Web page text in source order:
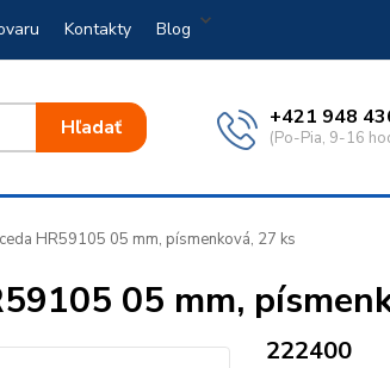
Kontakty Blog
Hľadať +421 948
(Po-Pia, 9-16
HR59105 05 mm, písmenková, 27 ks
05 mm,
222400